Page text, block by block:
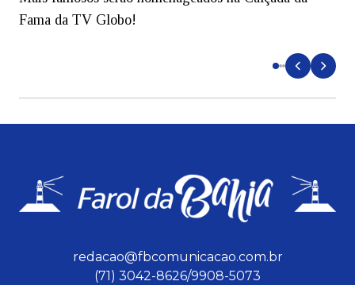
Fama da TV Globo!
redacao@fbcomunicacao.com.br
(71) 3042-8626/9908-5073